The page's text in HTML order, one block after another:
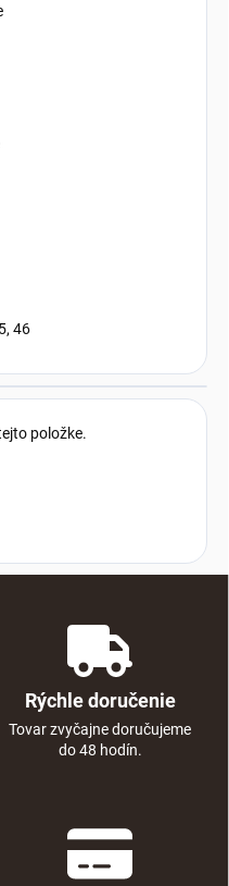
46
položke.
Rýchle doručenie
Tovar zvyčajne doručujeme
do 48 hodín.